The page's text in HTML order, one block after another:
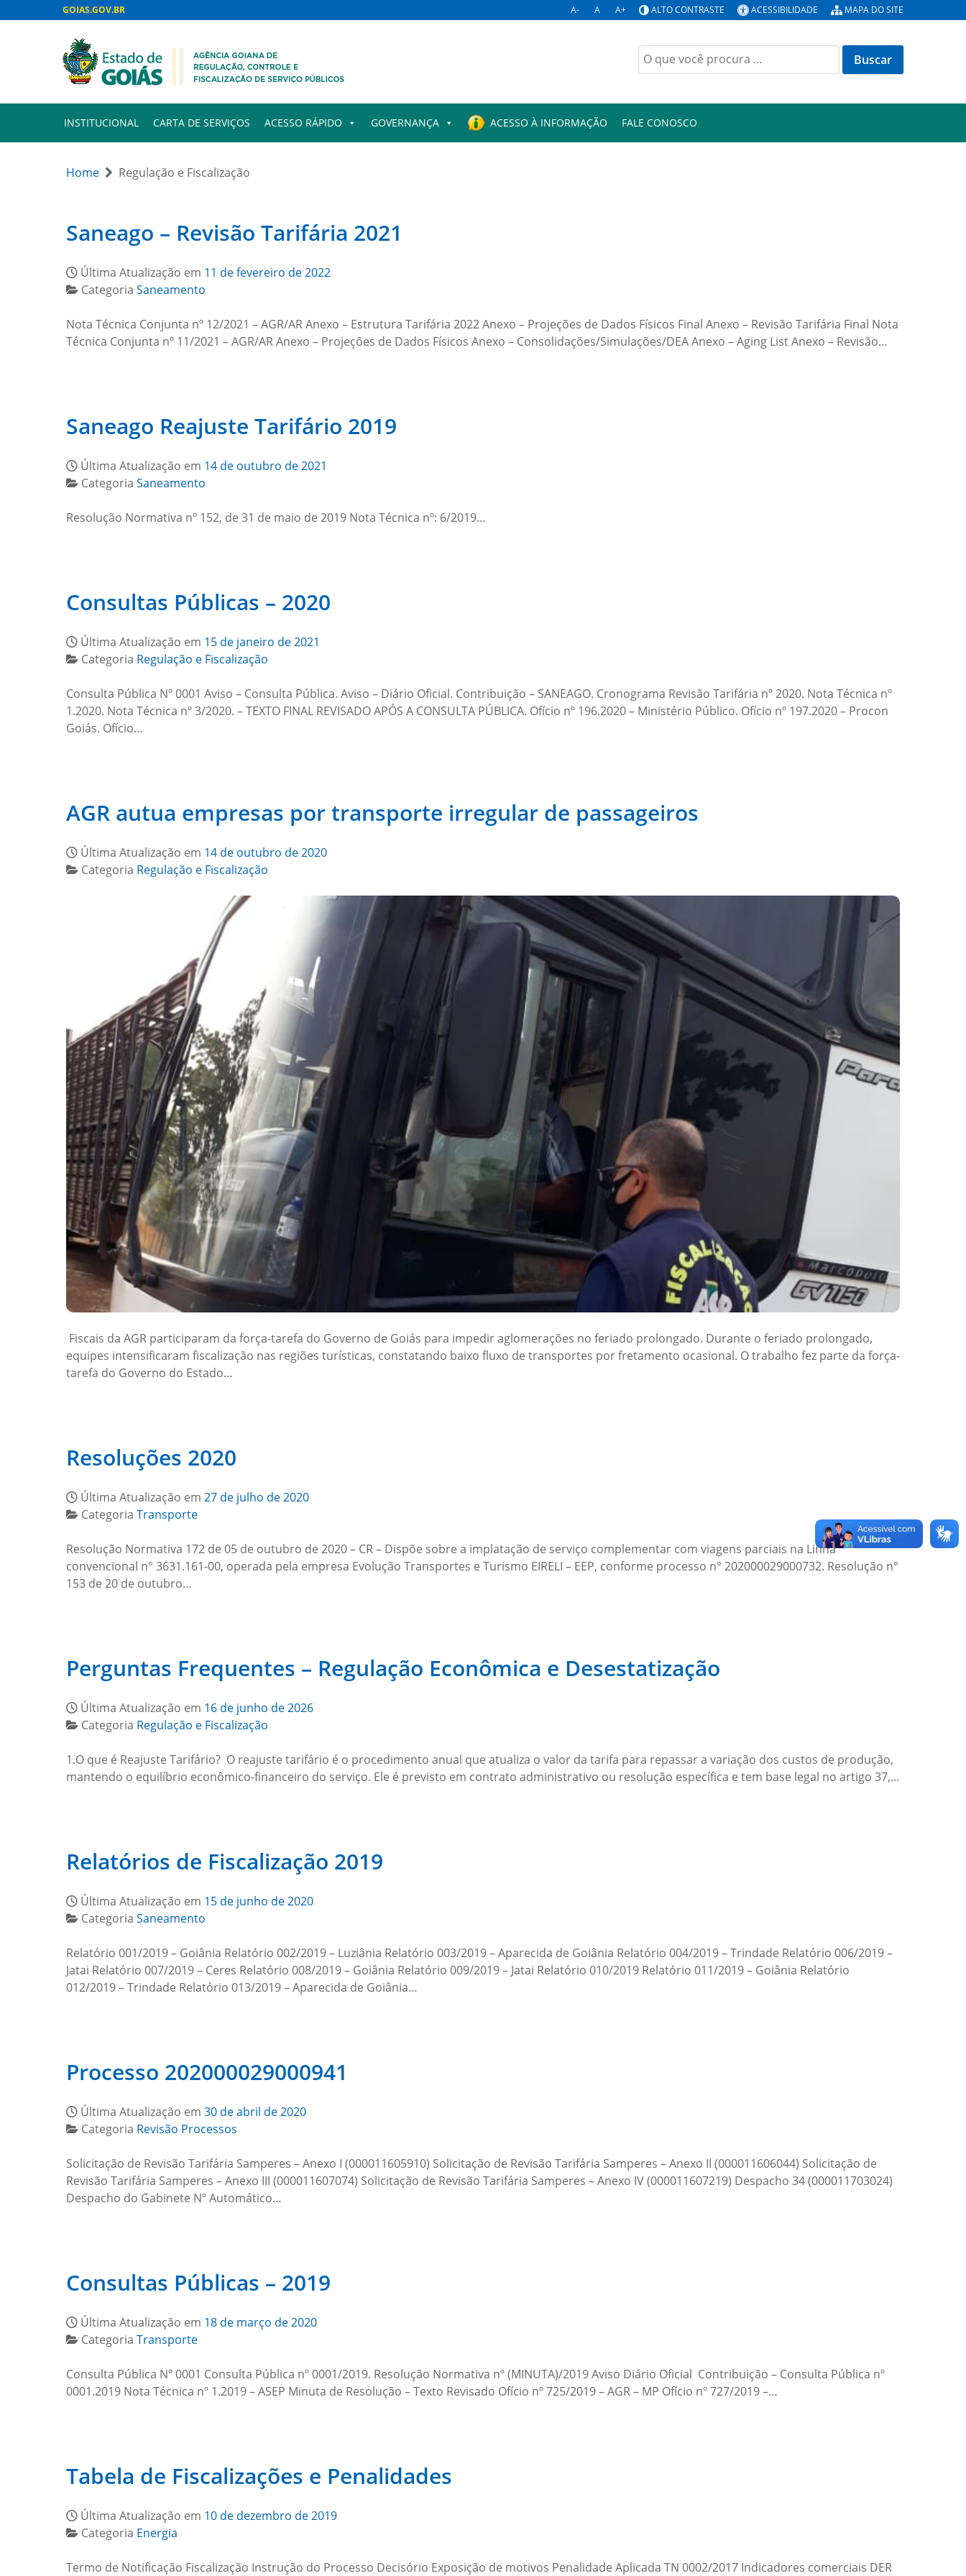
GOIAS.GOV.BR A- A A+ ALTO CONTRASTE ACESSIBILIDADE MAPA DO SITE
Buscar
por:
INSTITUCIONAL CARTA DE SERVIÇOS ACESSO RÁPIDO GOVERNANÇA ACESSO À INFORMAÇÃO FALE CONOSCO
Home Regulação e Fiscalização
Saneago – Revisão Tarifária 2021
Última Atualização em 11 de fevereiro de 2022
Categoria Saneamento
Nota Técnica Conjunta nº 12/2021 – AGR/AR Anexo – Estrutura Tarifária 2022 Anexo – Projeções de Dados Físicos Final Anexo – Revisão Tarifária Final Nota
Técnica Conjunta nº 11/2021 – AGR/AR Anexo – Projeções de Dados Físicos Anexo – Consolidações/Simulações/DEA Anexo – Aging List Anexo – Revisão…
Saneago Reajuste Tarifário 2019
Última Atualização em 14 de outubro de 2021
Categoria Saneamento
Resolução Normativa nº 152, de 31 de maio de 2019 Nota Técnica nº: 6/2019…
Consultas Públicas – 2020
Última Atualização em 15 de janeiro de 2021
Categoria Regulação e Fiscalização
Consulta Pública Nº 0001 Aviso – Consulta Pública. Aviso – Diário Oficial. Contribuição – SANEAGO. Cronograma Revisão Tarifária nº 2020. Nota Técnica nº
1.2020. Nota Técnica nº 3/2020. – TEXTO FINAL REVISADO APÓS A CONSULTA PÚBLICA. Ofício nº 196.2020 – Ministério Público. Ofício nº 197.2020 – Procon
Goiás. Ofício…
AGR autua empresas por transporte irregular de passageiros
Última Atualização em 14 de outubro de 2020
Categoria Regulação e Fiscalização
Fiscais da AGR participaram da força-tarefa do Governo de Goiás para impedir aglomerações no feriado prolongado. Durante o feriado prolongado,
equipes intensificaram fiscalização nas regiões turísticas, constatando baixo fluxo de transportes por fretamento ocasional. O trabalho fez parte da força-
tarefa do Governo do Estado…
Resoluções 2020
Última Atualização em 27 de julho de 2020
Categoria Transporte
Resolução Normativa 172 de 05 de outubro de 2020 – CR – Dispõe sobre a implatação de serviço complementar com viagens parciais na Linha
convencional n° 3631.161-00, operada pela empresa Evolução Transportes e Turismo EIRELI – EEP, conforme processo n° 202000029000732. Resolução n°
153 de 20 de outubro…
Perguntas Frequentes – Regulação Econômica e Desestatização
Última Atualização em 16 de junho de 2026
Categoria Regulação e Fiscalização
1.O que é Reajuste Tarifário? O reajuste tarifário é o procedimento anual que atualiza o valor da tarifa para repassar a variação dos custos de produção,
mantendo o equilíbrio econômico-financeiro do serviço. Ele é previsto em contrato administrativo ou resolução específica e tem base legal no artigo 37,…
Relatórios de Fiscalização 2019
Última Atualização em 15 de junho de 2020
Categoria Saneamento
Relatório 001/2019 – Goiânia Relatório 002/2019 – Luziânia Relatório 003/2019 – Aparecida de Goiânia Relatório 004/2019 – Trindade Relatório 006/2019 –
Jatai Relatório 007/2019 – Ceres Relatório 008/2019 – Goiânia Relatório 009/2019 – Jatai Relatório 010/2019 Relatório 011/2019 – Goiânia Relatório
012/2019 – Trindade Relatório 013/2019 – Aparecida de Goiânia…
Processo 202000029000941
Última Atualização em 30 de abril de 2020
Categoria Revisão Processos
Solicitação de Revisão Tarifária Samperes – Anexo I (000011605910) Solicitação de Revisão Tarifária Samperes – Anexo II (000011606044) Solicitação de
Revisão Tarifária Samperes – Anexo III (000011607074) Solicitação de Revisão Tarifária Samperes – Anexo IV (000011607219) Despacho 34 (000011703024)
Despacho do Gabinete Nº Automático…
Consultas Públicas – 2019
Última Atualização em 18 de março de 2020
Categoria Transporte
Consulta Pública Nº 0001 Consulta Pública nº 0001/2019. Resolução Normativa nº (MINUTA)/2019 Aviso Diário Oficial Contribuição – Consulta Pública nº
0001.2019 Nota Técnica nº 1.2019 – ASEP Minuta de Resolução – Texto Revisado Ofício nº 725/2019 – AGR – MP Ofício nº 727/2019 –…
Tabela de Fiscalizações e Penalidades
Última Atualização em 10 de dezembro de 2019
Categoria Energia
Termo de Notificação Fiscalização Instrução do Processo Decisório Exposição de motivos Penalidade Aplicada TN 0002/2017 Indicadores comerciais DER